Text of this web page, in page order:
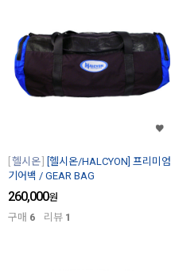
헬시온
[헬시온/HALCYON] 프리미엄
기어백 / GEAR BAG
260,000원
구매 6 리뷰 1